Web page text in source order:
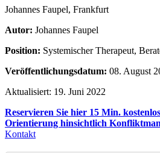
Johannes Faupel, Frankfurt
Autor: Johannes Faupel
Position: Systemischer Therapeut,
Veröffentlichungsdatum: 08. August
Aktualisiert: 19. Juni 2022
Reservieren Sie hier 15 Min.
Orientierung hinsichtlich
Kontakt